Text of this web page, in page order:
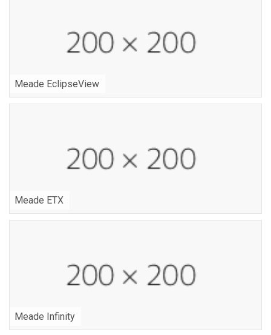
Meade EclipseView
Meade ETX
Meade Infinity